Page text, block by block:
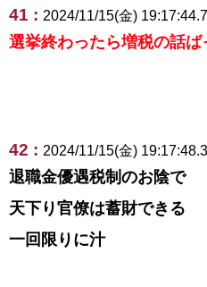
41 : 2024/11/15(金)
選挙終わったら増税の話
42 : 2024/11/15(金)
退職金優遇税制のお陰で
天下り官僚は蓄財できる
一回限りに汁